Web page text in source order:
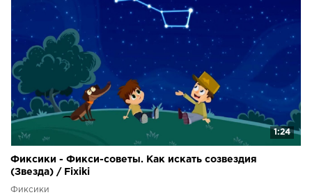
1:24
Фиксики - Фикси-советы. Как искать созвездия
(Звезда) / Fixiki
Фиксики